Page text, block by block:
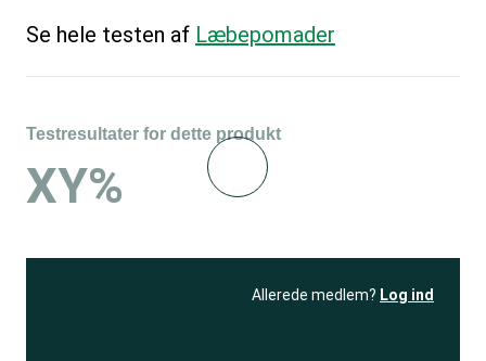
Se hele testen af Læbepomader
Testresultater for dette produkt
XY%
Allerede medlem? Log ind